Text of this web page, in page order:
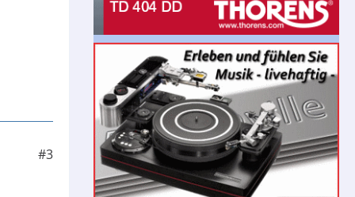
#3